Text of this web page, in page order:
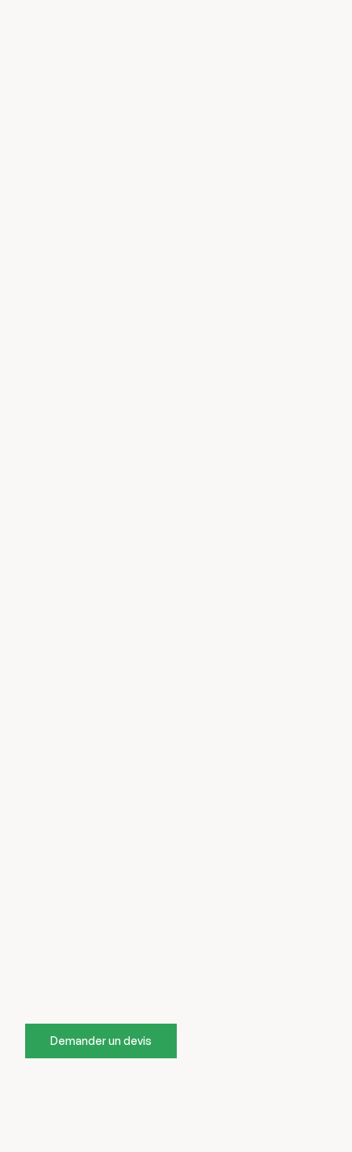
Demander un devis